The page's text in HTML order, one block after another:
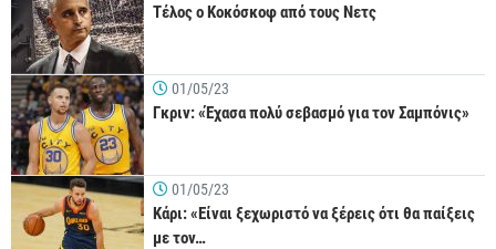
Τέλος ο Κοκόσκοφ από τους Νετς
01/05/23
Γκριν: «Έχασα πολύ σεβασμό για τον Σαμπόνις»
01/05/23
Κάρι: «Είναι ξεχωριστό να ξέρεις ότι θα παίξεις
με τον…